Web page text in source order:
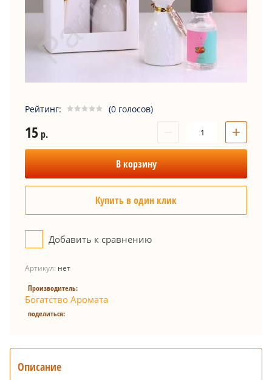
Рейтинг: (0 голосов)
15 р. +
В корзину
Купить в один клик
Добавить к сравнению
Артикул: нет
Производитель:
Богатство Аромата
поделиться:
Описание